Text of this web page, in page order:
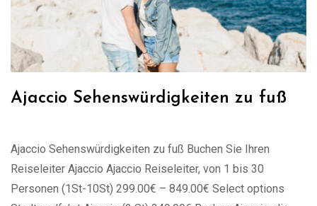
Ajaccio Sehenswürdigkeiten zu fuß
Ajaccio Sehenswürdigkeiten zu fuß Buchen Sie Ihren
Reiseleiter Ajaccio Ajaccio Reiseleiter, von 1 bis 30
Personen (1St-10St) 299.00€ – 849.00€ Select options